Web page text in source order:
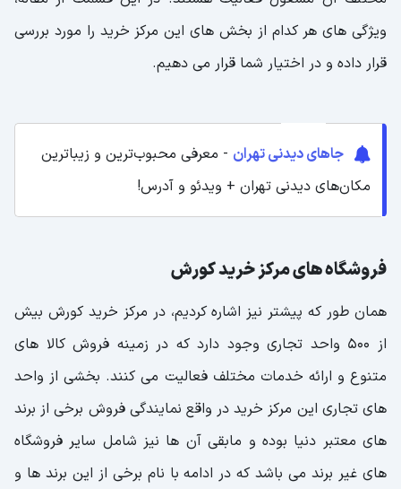
ویژگی های هر کدام از بخش های این مرکز خرید را مورد بررسی
قرار داده و در اختیار شما قرار می دهیم.
جاهای دیدنی تهران - معرفی محبوب‌ترین و زیباترین
مکان‌های دیدنی تهران + ویدئو و آدرس!
فروشگاه های مرکز خرید کورش
همان طور که پیشتر نیز اشاره کردیم، در مرکز خرید کورش بیش
از 500 واحد تجاری وجود دارد که در زمینه فروش کالا های
متنوع و ارائه خدمات مختلف فعالیت می کنند. بخشی از واحد
های تجاری این مرکز خرید در واقع نمایندگی فروش برخی از برند
های معتبر دنیا بوده و مابقی آن ها نیز شامل سایر فروشگاه
های غیر برند می باشد که در ادامه با نام برخی از این برند ها و